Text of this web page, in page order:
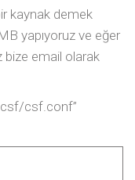
kaynak demek
yapıyoruz ve eğer
bize email olarak
csf.conf”